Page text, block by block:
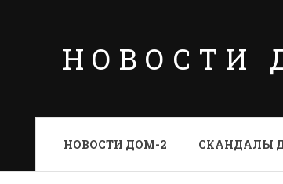
НОВОСТИ
НОВОСТИ ДОМ-2 СКАНДАЛЫ